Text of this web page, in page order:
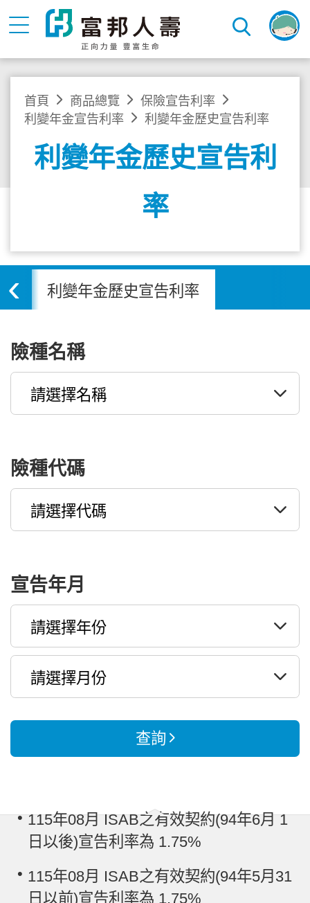
首頁 商品總覽
保險宣告利率
利變年金宣告利率
利變年金歷史宣告利率
利變年金歷史宣告利
率
利變年金歷史宣告利率
‹
險種名稱
險種代碼
宣告年月
查詢
115年08月 ISAB之有效契約(94年6月 1
日以後)宣告利率為 1.75%
115年08月 ISAB之有效契約(94年5月31
日以前)宣告利率為 1.75%